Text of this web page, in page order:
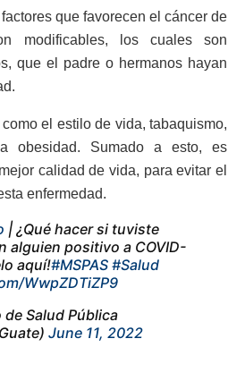
que favorecen el cáncer de
modificables, los cuales son
que el padre o hermanos hayan
el estilo de vida, tabaquismo,
obesidad. Sumado a esto, es
calidad de vida, para evitar el
enfermedad.
| ¿Qué hacer si tuviste
alguien positivo a COVID-
aquí!#MSPAS #Salud
WwpZDTiZP9
Salud Pública
June 11, 2022